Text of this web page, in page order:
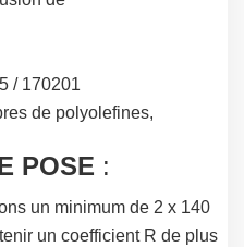
/ 170201
de polyolefines,
POSE :
un minimum de 2 x 140
un coefficient R de plus